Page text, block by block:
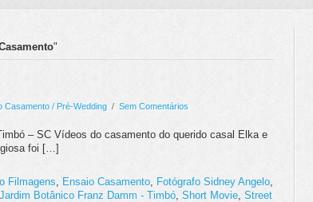
"
Casamento / Pré-Wedding / Sem Comentários
– SC Vídeos do casamento do querido casal Elka e
foi […]
Filmagens, Ensaio Casamento, Fotógrafo Sidney Angelo,
Jardim Botânico Franz Damm - Timbó, Short Movie, Street